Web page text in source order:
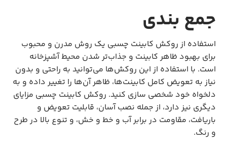
جمع بندی
استفاده از روکش کابینت چسبی یک روش مدرن و محبوب
برای بهبود ظاهر کابینت و جذاب‌تر شدن محیط آشپزخانه
است. با استفاده از این روکش‌ها می‌توانید به راحتی و بدون
نیاز به تعویض کامل کابینت‌ها، ظاهر آن‌ها را تغییر داده و به
دلخواه خود شخصی سازی کنید. روکش کابینت چسبی مزایای
دیگری نیز دارد، از جمله نصب آسان، قابلیت تعویض و
باریافت، مقاومت در برابر آب و خط و خش، و تنوع بالا در طرح
و رنگ.